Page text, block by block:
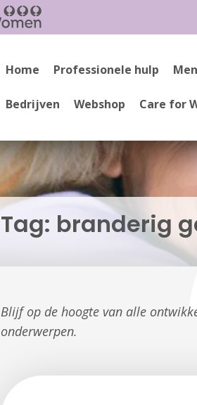
Home Professionele hulp
Bedrijven Webshop Care for
Tag: branderig
Blijf op de hoogte van alle
onderwerpen.